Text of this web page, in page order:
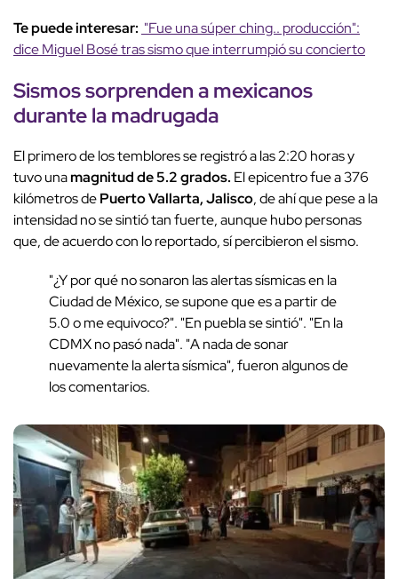
Te puede interesar: "Fue una súper ching.. producción":
dice Miguel Bosé tras sismo que interrumpió su concierto
Sismos sorprenden a mexicanos
durante la madrugada
El primero de los temblores se registró a las 2:20 horas y
tuvo unamagnitud de 5.2 grados. El epicentro fue a 376
kilómetros dePuerto Vallarta, Jalisco, de ahí que pese a la
intensidad no se sintió tan fuerte, aunque hubo personas
que, de acuerdo con lo reportado, sí percibieron el sismo.
"¿Y por qué no sonaron las alertas sísmicas en la
Ciudad de México, se supone que es a partir de
5.0 o me equivoco?". "En puebla se sintió". "En la
CDMX no pasó nada". "A nada de sonar
nuevamente la alerta sísmica", fueron algunos de
los comentarios.